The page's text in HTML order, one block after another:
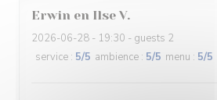
Erwin en Ilse V
2026-06-28 - 19:30 - guests 2
service : 5/5 ambience : 5/5 menu : 5/5